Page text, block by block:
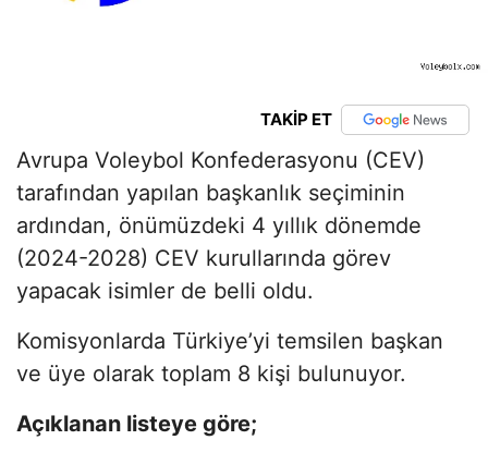
TAKİP ET
Avrupa Voleybol Konfederasyonu (CEV)
tarafından yapılan başkanlık seçiminin
ardından, önümüzdeki 4 yıllık dönemde
(2024-2028) CEV kurullarında görev
yapacak isimler de belli oldu.
Komisyonlarda Türkiye’yi temsilen başkan
ve üye olarak toplam 8 kişi bulunuyor.
Açıklanan listeye göre;